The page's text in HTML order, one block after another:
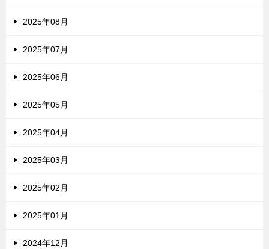
2025年08月
2025年07月
2025年06月
2025年05月
2025年04月
2025年03月
2025年02月
2025年01月
2024年12月